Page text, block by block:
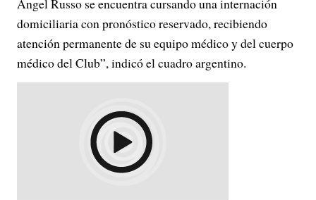
Ángel Russo se encuentra cursando una internación
domiciliaria con pronóstico reservado, recibiendo
atención permanente de su equipo médico y del cuerpo
médico del Club”, indicó el cuadro argentino.